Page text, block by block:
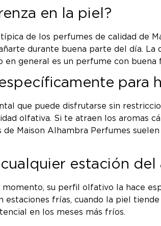
en la piel?
de los perfumes de calidad de
durante buena parte del día.
general es un perfume con buena
para
que puede disfrutarse sin
olfativa. Si te atraen los aromas
Maison Alhambra Perfumes
estación del
su perfil olfativo la hace
frías, cuando la piel
en los meses más fríos.